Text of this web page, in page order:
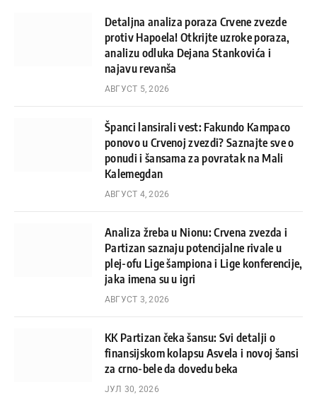
Detaljna analiza poraza Crvene zvezde
protiv Hapoela! Otkrijte uzroke poraza,
analizu odluka Dejana Stankovića i
najavu revanša
АВГУСТ 5, 2026
Španci lansirali vest: Fakundo Kampaco
ponovo u Crvenoj zvezdi? Saznajte sve o
ponudi i šansama za povratak na Mali
Kalemegdan
АВГУСТ 4, 2026
Analiza žreba u Nionu: Crvena zvezda i
Partizan saznaju potencijalne rivale u
plej-ofu Lige šampiona i Lige konferencije,
jaka imena su u igri
АВГУСТ 3, 2026
KK Partizan čeka šansu: Svi detalji o
finansijskom kolapsu Asvela i novoj šansi
za crno-bele da dovedu beka
ЈУЛ 30, 2026